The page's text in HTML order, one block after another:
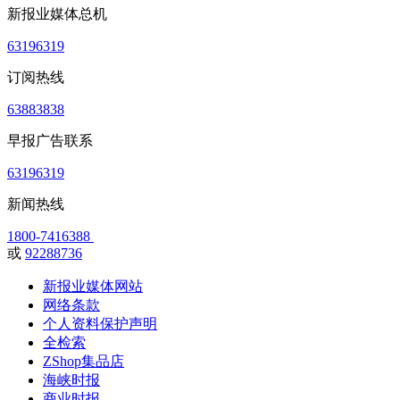
新报业媒体总机
63196319
订阅热线
63883838
早报广告联系
63196319
新闻热线
1800-7416388
或 92288736
新报业媒体网站
网络条款
个人资料保护声明
全检索
ZShop集品店
海峡时报